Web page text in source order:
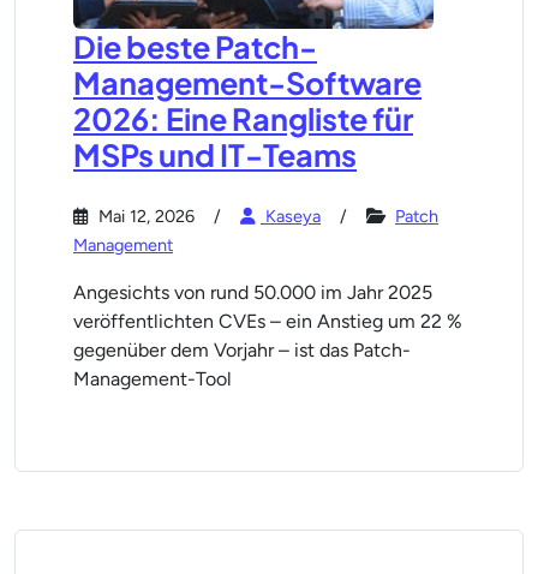
Die beste Patch-
Management-Software
2026: Eine Rangliste für
MSPs und IT-Teams
Mai 12, 2026 Kaseya
Patch
Management
Angesichts von rund 50.000 im Jahr 2025
veröffentlichten CVEs – ein Anstieg um 22 %
gegenüber dem Vorjahr – ist das Patch-
Management-Tool